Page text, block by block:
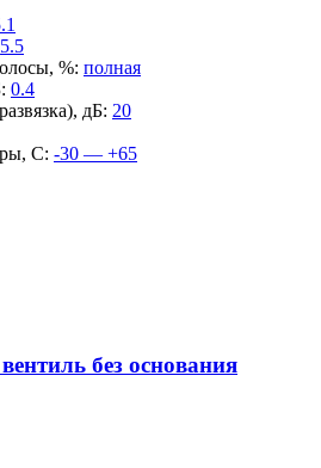
5.5
%: полная
: 0.4
дБ: 20
С: -30 — +65
без основания